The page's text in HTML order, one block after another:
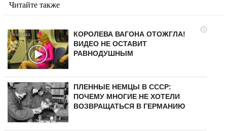
Читайте также
i
КОРОЛЕВА ВАГОНА ОТОЖГЛА!
ВИДЕО НЕ ОСТАВИТ
РАВНОДУШНЫМ
ПЛЕННЫЕ НЕМЦЫ В СССР:
ПОЧЕМУ МНОГИЕ НЕ ХОТЕЛИ
ВОЗВРАЩАТЬСЯ В ГЕРМАНИЮ